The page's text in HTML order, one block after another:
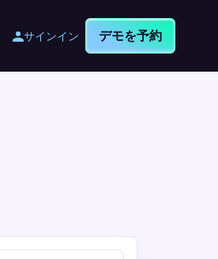
サインイン デモを予約